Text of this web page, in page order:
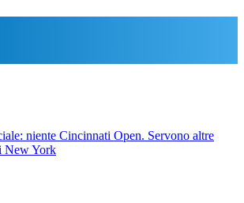
niente Cincinnati Open. Servono altre
New York